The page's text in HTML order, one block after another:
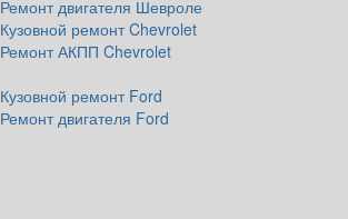
Ремонт двигателя Шевроле
Кузовной ремонт Chevrolet
Ремонт АКПП Chevrolet
Кузовной ремонт Ford
Ремонт двигателя Ford